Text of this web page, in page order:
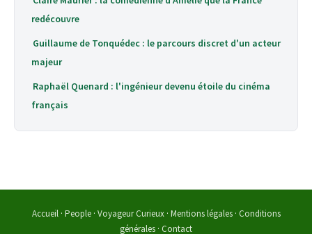
redécouvre
Guillaume de Tonquédec : le parcours discret d'un acteur
majeur
Raphaël Quenard : l'ingénieur devenu étoile du cinéma
français
Accueil· People· Voyageur Curieux· Mentions légales· Conditions
générales · Contact